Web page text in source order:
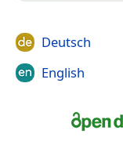
Deutsch
English